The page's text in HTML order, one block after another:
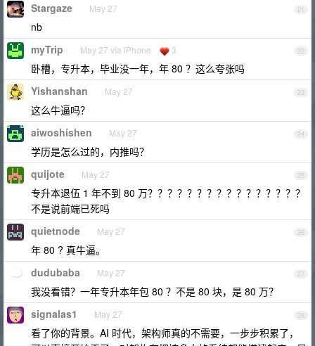
21
Stargaze May 27
nb
22
myTrip May 27 via iPhone 3
卧槽，专升本，毕业没一年，年 80 ？这么夸张吗
23
Yishanshan May 27
这么牛逼吗？
24
aiwoshishen May 27
学历是怎么过的，内推吗？
25
quijote May 27
专升本退伍 1 年不到 80 万？？？？？？？？？？？？？？？？
不是说前端已死吗
26
quietnode May 27
年 80 ? 真牛逼。
27
dudubaba May 27
我没看错？一年专升本年包 80 ？不是 80 块，是 80 万？
28
signalas1 May 27
看了你的背景。AI 时代，架构师真的不需要，一步步积累了，